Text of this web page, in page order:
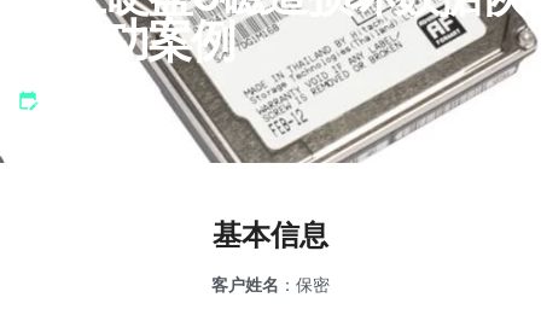
复成功案例
基本信息
客户姓名 ：保密